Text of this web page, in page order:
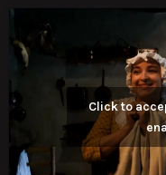
Click to